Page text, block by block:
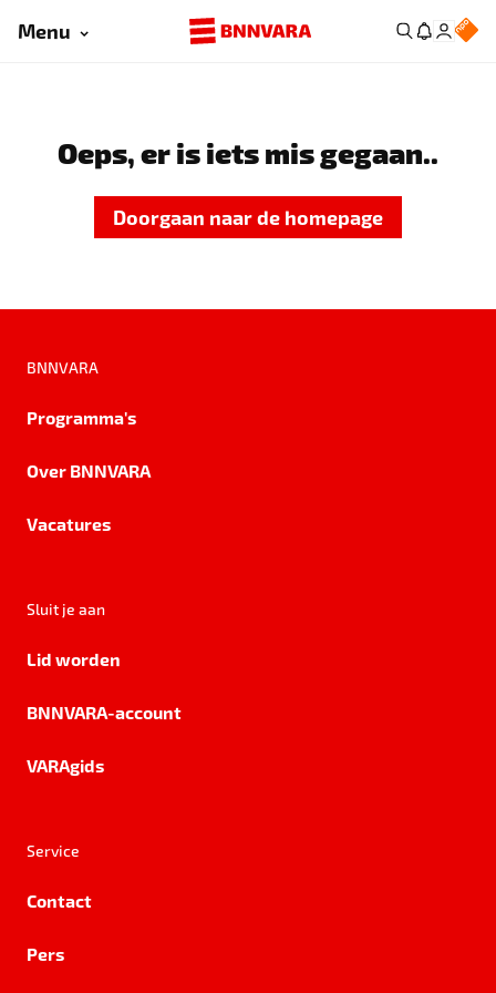
Menu
Oeps, er is iets mis gegaan..
Doorgaan naar de homepage
BNNVARA
Programma's
Over BNNVARA
Vacatures
Sluit je aan
Lid worden
BNNVARA-account
VARAgids
Service
Contact
Pers